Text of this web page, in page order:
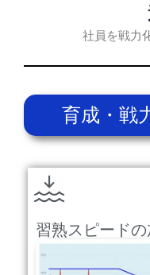
社員を戦力
育成・戦
習熟スピードの